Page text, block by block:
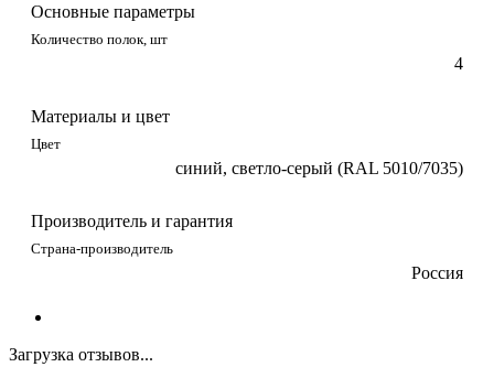
Основные параметры
Количество полок, шт
4
Материалы и цвет
Цвет
синий, светло-серый (RAL 5010/7035)
Производитель и гарантия
Страна-производитель
Россия
Загрузка отзывов...